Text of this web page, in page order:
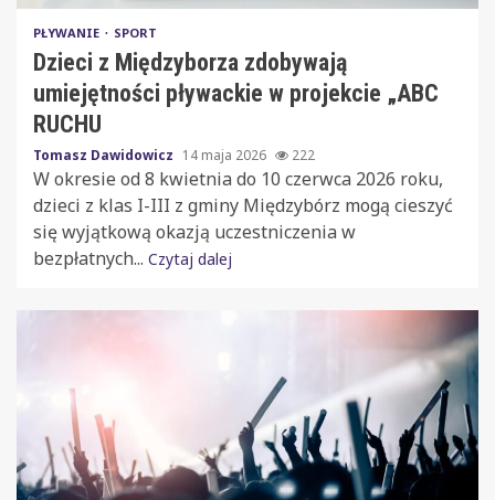
PŁYWANIE SPORT
Dzieci z Międzyborza zdobywają
umiejętności pływackie w projekcie „ABC
RUCHU
Tomasz Dawidowicz 14 maja 2026 222
W okresie od 8 kwietnia do 10 czerwca 2026 roku,
dzieci z klas I-III z gminy Międzybórz mogą cieszyć
się wyjątkową okazją uczestniczenia w
bezpłatnych... Czytaj dalej